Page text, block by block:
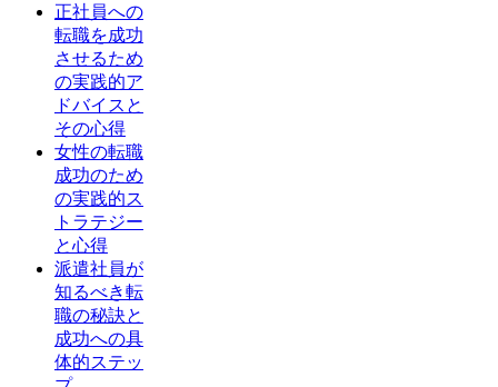
正社員への
転職を成功
させるため
の実践的ア
ドバイスと
その心得
女性の転職
成功のため
の実践的ス
トラテジー
と心得
派遣社員が
知るべき転
職の秘訣と
成功への具
体的ステッ